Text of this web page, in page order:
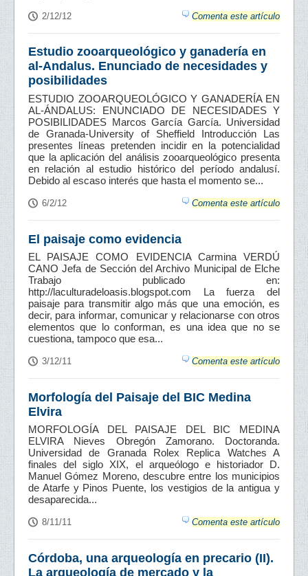
2/12/12 Comenta este artículo
Estudio zooarqueológico y ganadería en
al-Andalus. Enunciado de necesidades y
posibilidades
ESTUDIO ZOOARQUEOLÓGICO Y GANADERÍA EN
AL-ÁNDALUS: ENUNCIADO DE NECESIDADES Y
POSIBILIDADES Marcos García García. Universidad
de Granada-University of Sheffield Introducción Las
presentes líneas pretenden incidir en la potencialidad
que la aplicación del análisis zooarqueológico presenta
en relación al estudio histórico del período andalusí.
Debido al escaso interés que hasta el momento se...
6/2/12 Comenta este artículo
El paisaje como evidencia
EL PAISAJE COMO EVIDENCIA Carmina VERDÚ
CANO Jefa de Sección del Archivo Municipal de Elche
Trabajo publicado en:
http://laculturadeloasis.blogspot.com La fuerza del
paisaje para transmitir algo más que una emoción, es
decir, para informar, comunicar y relacionarse con otros
elementos que lo conforman, es una idea que no se
cuestiona, tampoco que esa...
3/12/11 Comenta este artículo
Morfología del Paisaje del BIC Medina
Elvira
MORFOLOGÍA DEL PAISAJE DEL BIC MEDINA
ELVIRA Nieves Obregón Zamorano. Doctoranda.
Universidad de Granada Rolex Replica Watches A
finales del siglo XIX, el arqueólogo e historiador D.
Manuel Gómez Moreno, descubre entre los municipios
de Atarfe y Pinos Puente, los vestigios de la antigua y
desaparecida...
8/11/11 Comenta este artículo
Córdoba, una arqueología en precario (II).
La arqueología de mercado y la